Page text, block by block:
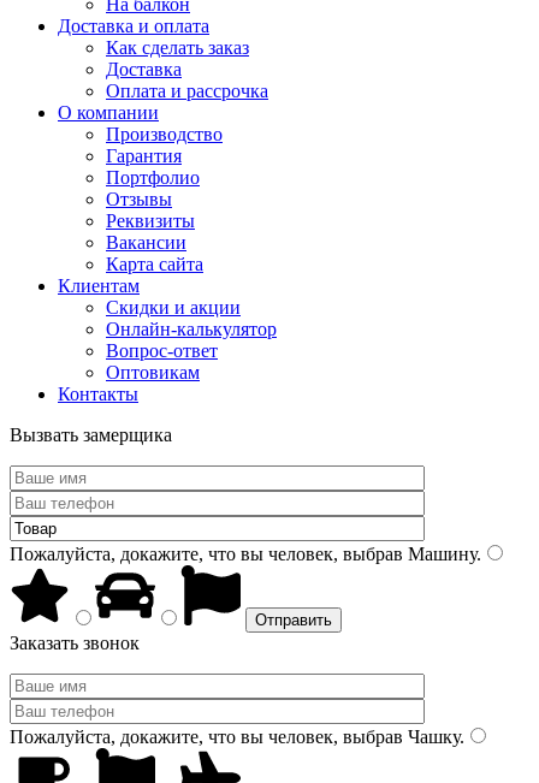
На балкон
Доставка и оплата
Как сделать заказ
Доставка
Оплата и рассрочка
О компании
Производство
Гарантия
Портфолио
Отзывы
Реквизиты
Вакансии
Карта сайта
Клиентам
Скидки и акции
Онлайн-калькулятор
Вопрос-ответ
Оптовикам
Контакты
Вызвать замерщика
Пожалуйста, докажите, что вы человек, выбрав Машину.
Заказать звонок
Пожалуйста, докажите, что вы человек, выбрав Чашку.